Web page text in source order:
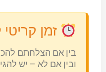
זמן
בין אם הצלחתם
ובין אם לא – יש